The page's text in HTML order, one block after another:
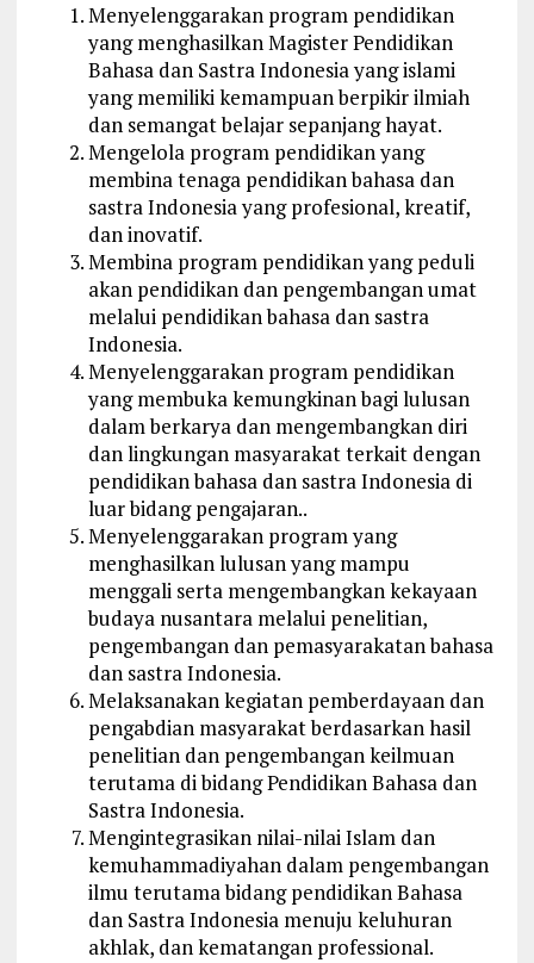
Menyelenggarakan program pendidikan
yang menghasilkan Magister Pendidikan
Bahasa dan Sastra Indonesia yang islami
yang memiliki kemampuan berpikir ilmiah
dan semangat belajar sepanjang hayat.
Mengelola program pendidikan yang
membina tenaga pendidikan bahasa dan
sastra Indonesia yang profesional, kreatif,
dan inovatif.
Membina program pendidikan yang peduli
akan pendidikan dan pengembangan umat
melalui pendidikan bahasa dan sastra
Indonesia.
Menyelenggarakan program pendidikan
yang membuka kemungkinan bagi lulusan
dalam berkarya dan mengembangkan diri
dan lingkungan masyarakat terkait dengan
pendidikan bahasa dan sastra Indonesia di
luar bidang pengajaran..
Menyelenggarakan program yang
menghasilkan lulusan yang mampu
menggali serta mengembangkan kekayaan
budaya nusantara melalui penelitian,
pengembangan dan pemasyarakatan bahasa
dan sastra Indonesia.
Melaksanakan kegiatan pemberdayaan dan
pengabdian masyarakat berdasarkan hasil
penelitian dan pengembangan keilmuan
terutama di bidang Pendidikan Bahasa dan
Sastra Indonesia.
Mengintegrasikan nilai-nilai Islam dan
kemuhammadiyahan dalam pengembangan
ilmu terutama bidang pendidikan Bahasa
dan Sastra Indonesia menuju keluhuran
akhlak, dan kematangan professional.